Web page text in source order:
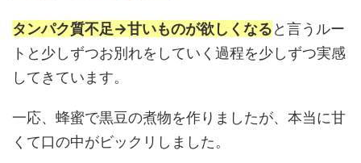
タンパク質不足→甘いものが欲しくなると言うルー
トと少しずつお別れをしていく過程を少しずつ実感
してきています。
一応、蜂蜜で黒豆の煮物を作りましたが、本当に甘
くて口の中がビックリしました。